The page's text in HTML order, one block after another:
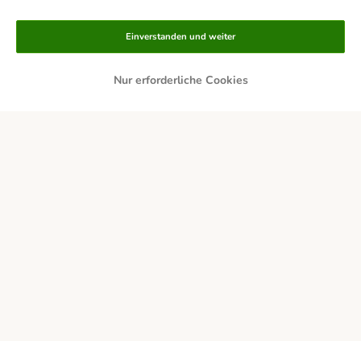
Zahlungsarten
Bankeinzug
Nur erforderliche Cookies
Einverstanden und weiter